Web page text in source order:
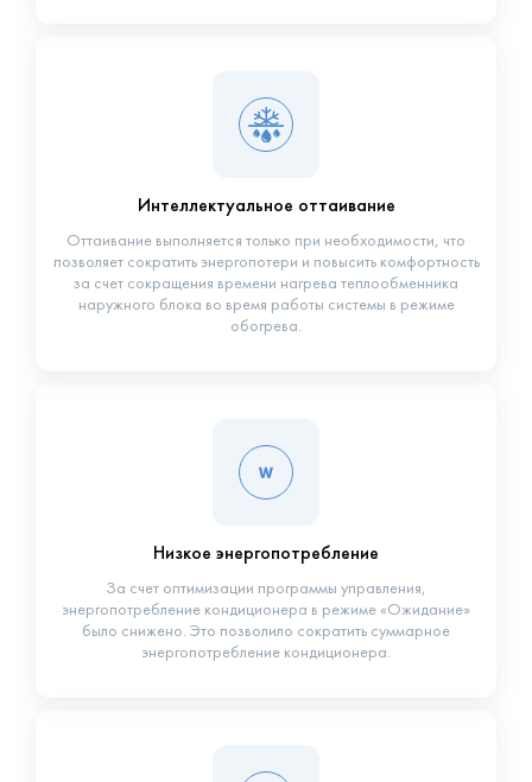
Интеллектуальное оттаивание
Оттаивание выполняется только при необходимости, что
позволяет сократить энергопотери и повысить комфортность
за счет сокращения времени нагрева теплообменника
наружного блока во время работы системы в режиме
обогрева.
Низкое энергопотребление
За счет оптимизации программы управления,
энергопотребление кондиционера в режиме «Ожидание»
было снижено. Это позволило сократить суммарное
энергопотребление кондиционера.